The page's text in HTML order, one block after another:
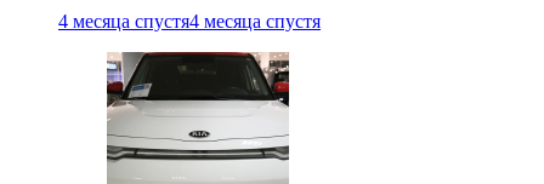
4 месяца спустя4 месяца спустя